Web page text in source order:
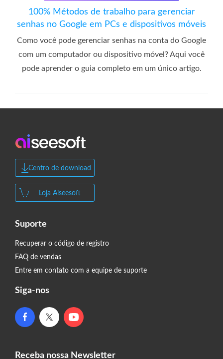
100% Métodos de trabalho para gerenciar
senhas no Google em PCs e dispositivos móveis
Como você pode gerenciar senhas na conta do Google
com um computador ou dispositivo móvel? Aqui você
pode aprender o guia completo em um único artigo.
Centro de download
Loja Aiseesoft
Suporte
Recuperar o código de registro
FAQ de vendas
Entre em contato com a equipe de suporte
Siga-nos
Receba nossa Newsletter